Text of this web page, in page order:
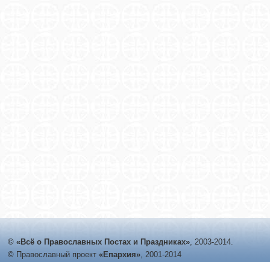
© «Всё о Православных Постах и Праздниках», 2003-2014.
© Православный проект «Епархия», 2001-2014